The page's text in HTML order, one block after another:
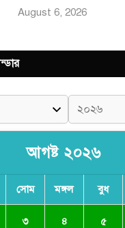
August 6, 2026
আগষ্ট ২০২৬
সোম মঙ্গল বুধ
৩ ৪ ৫